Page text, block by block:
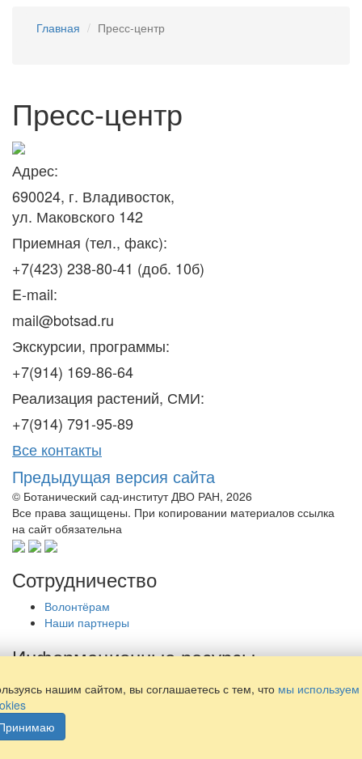
Главная Пресс-центр
Пресс-центр
Адрес:
690024, г. Владивосток,
ул. Маковского 142
Приемная (тел., факс):
+7(423) 238-80-41 (доб. 10б)
E-mail:
mail@botsad.ru
Экскурсии, программы:
+7(914) 169-86-64
Реализация растений, СМИ:
+7(914) 791-95-89
Все контакты
Предыдущая версия сайта
© Ботанический сад-институт ДВО РАН, 2026
Все права защищены. При копировании материалов ссылка
на сайт обязательна
Сотрудничество
Волонтёрам
Наши партнеры
Информационные ресурсы
Библиотека
Наши издания
Политика обработки персональных данных
нашим сайтом, вы соглашаетесь с тем, что мы используем